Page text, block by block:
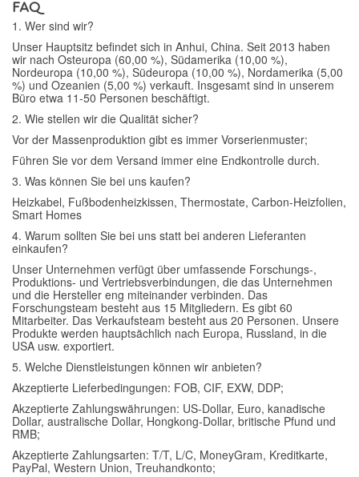
FAQ
1. Wer sind wir?
Unser Hauptsitz befindet sich in Anhui, China. Seit 2013 haben
wir nach Osteuropa (60,00 %), Südamerika (10,00 %),
Nordeuropa (10,00 %), Südeuropa (10,00 %), Nordamerika (5,00
%) und Ozeanien (5,00 %) verkauft. Insgesamt sind in unserem
Büro etwa 11-50 Personen beschäftigt.
2. Wie stellen wir die Qualität sicher?
Vor der Massenproduktion gibt es immer Vorserienmuster;
Führen Sie vor dem Versand immer eine Endkontrolle durch.
3. Was können Sie bei uns kaufen?
Heizkabel, Fußbodenheizkissen, Thermostate, Carbon-Heizfolien,
Smart Homes
4. Warum sollten Sie bei uns statt bei anderen Lieferanten
einkaufen?
Unser Unternehmen verfügt über umfassende Forschungs-,
Produktions- und Vertriebsverbindungen, die das Unternehmen
und die Hersteller eng miteinander verbinden. Das
Forschungsteam besteht aus 15 Mitgliedern. Es gibt 60
Mitarbeiter. Das Verkaufsteam besteht aus 20 Personen. Unsere
Produkte werden hauptsächlich nach Europa, Russland, in die
USA usw. exportiert.
5. Welche Dienstleistungen können wir anbieten?
Akzeptierte Lieferbedingungen: FOB, CIF, EXW, DDP;
Akzeptierte Zahlungswährungen: US-Dollar, Euro, kanadische
Dollar, australische Dollar, Hongkong-Dollar, britische Pfund und
RMB;
Akzeptierte Zahlungsarten: T/T, L/C, MoneyGram, Kreditkarte,
PayPal, Western Union, Treuhandkonto;